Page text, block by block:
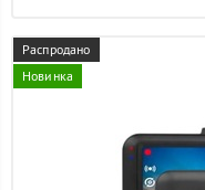
Распродано
Новинка